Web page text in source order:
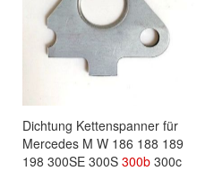
Dichtung Kettenspanner für
Mercedes M W 186 188 189
198 300SE 300S 300b 300c